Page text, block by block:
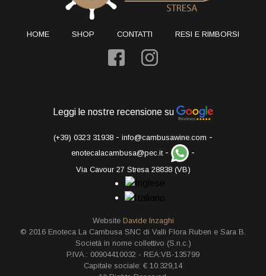
HOME SHOP CONTATTI RESI E RIMBORSI
Leggi le nostre recensione su
(+39) 0323 31938 - info@cambusawine.com -
enotecalacambusa@pec.it- -
Via Cavour 27 Stresa 28838 (VB)
Website Davide Inzaghi
© 2016 Enoteca La Cambusa SNC di Valli Flora Ruben e Sara B.
Società in nome collettivo (S.n.c.)
P.IVA.: 00904410032 - REA:VB-135799
Capitale sociale: € 10.329,14